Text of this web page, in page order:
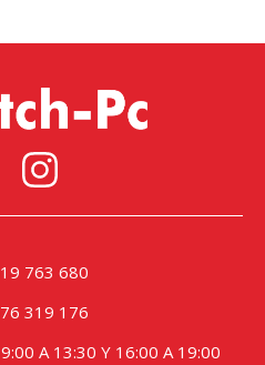
763 680
319 176
9:00 A 13:30 Y 16:00 A 19:00